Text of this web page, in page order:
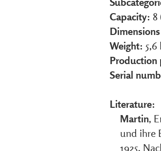
Capacity: 8
Weight: 5,6
Production
Serial
Literature:
Martin,
und ihre
1925,